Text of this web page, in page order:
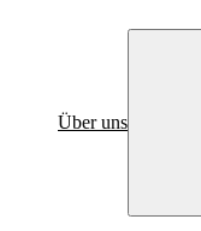
Über uns